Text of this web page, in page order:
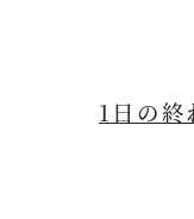
1日の終